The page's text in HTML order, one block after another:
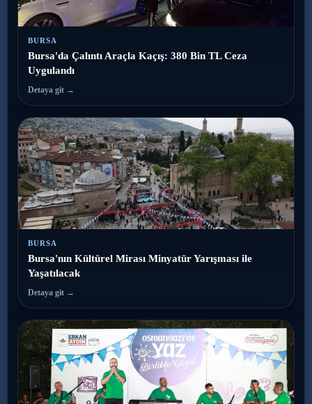
BURSA
Bursa'da Çalıntı Araçla Kaçış: 380 Bin TL Ceza
Uygulandı
Detaya git →
BURSA
Bursa'nın Kültürel Mirası Minyatür Yarışması ile
Yaşatılacak
Detaya git →